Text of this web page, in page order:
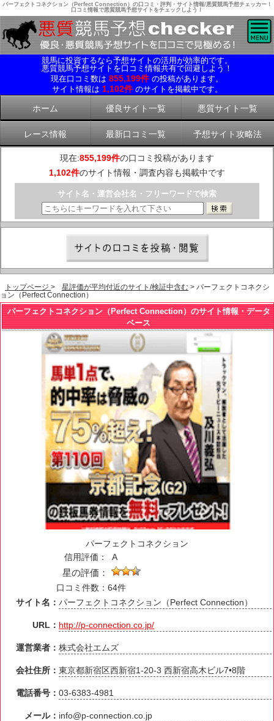
パーフェクトコネクション（Perfect Connection）の口コミ・評判・サイト情報/悪質競馬予想チェッカー！
口コミ情報で悪質競馬予想サイトをチェックしよう！
競馬に投資するなら予想サイトの活用が効率的です。
悪質競馬予想サイトを口コミ情報共有で回避しよう！
現在口コミ数は 855,199件 の投稿があります。
サイト情報は 1,102件 のサイトを掲載中です。
ホーム 優良サイト一覧 悪質サイト一覧
レース情報 最新口コミ一覧 予想サイト攻略法
現在:855,199件の口コミ投稿があります
1,102件のサイト情報・調査内容も掲載中です
サイト名・運営会社名・フリーワードで検索
トップページ > 星評価が平均付近のサイト/検証中含む > パーフェクトコネクシ
ョン（Perfect Connection）
パーフェクトコネクション（Perfect Connection）のサイト情報・データ
ベース
パーフェクトコネクション
信用評価：
A
星の評価：
口コミ件数：64件
サイト名：パーフェクトコネクション（Perfect Connection）
URL： http://p-connection.co.jp/
運営業者：株式会社エムズ
会社住所：東京都新宿区西新宿1-20-3 西新宿高木ビル7•8階
電話番号：03-6383-4981
メール： info@p-connection.co.jp